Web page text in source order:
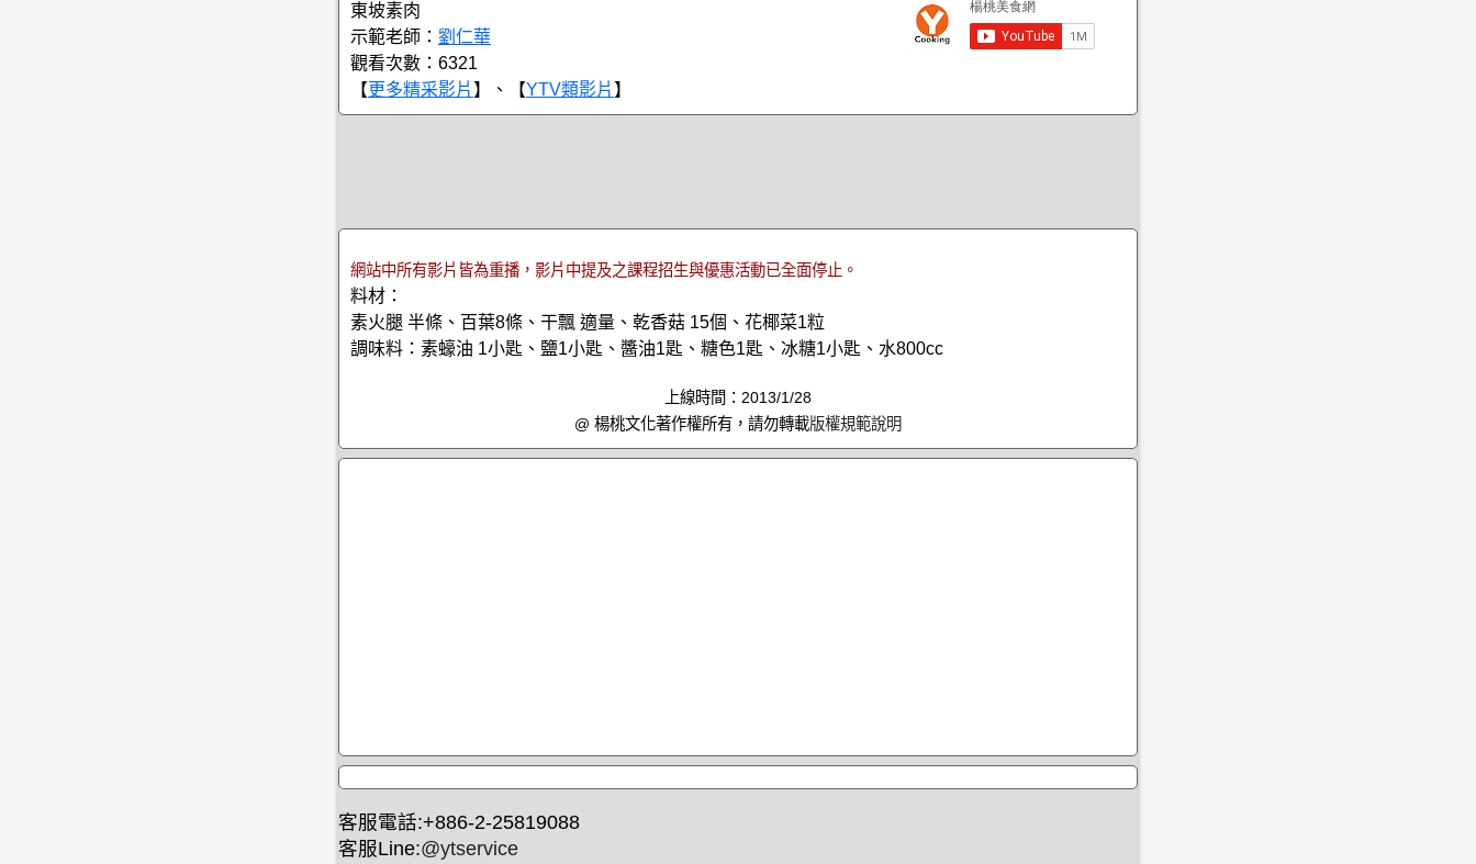
東坡素肉
示範老師： 劉仁華
觀看次數：6321
【更多精采影片 】、【YTV類影片 】
網站中所有影片皆為重播，影片中提及之課程招生與優惠活動已全面停止。
料材：
素火腿 半條、百葉8條、干飄 適量、乾香菇 15個、花椰菜1粒
調味料：素蠔油 1小匙、鹽1小匙、醬油1匙、糖色1匙、冰糖1小匙、水800cc
上線時間：2013/1/28
@ 楊桃文化著作權所有，請勿轉載版權規範說明
客服電話:+886-2-25819088
客服Line:@ytservice